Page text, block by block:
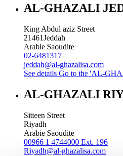
AL-GHAZALI
King Abdul aziz Street
21461Jeddah
Arabie Saoudite
02-6481317
jeddah@al-ghazalisa.com
See details Go to the 'AL-
AL-GHAZALI
Sitteen Street
Riyadh
Arabie Saoudite
00966 1 4744000 Ext. 196
Riyadh@al-ghazalisa.com